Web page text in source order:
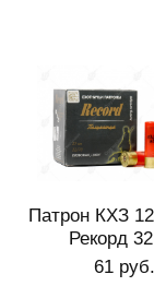
Патрон КХЗ
Рекорд
61 руб.